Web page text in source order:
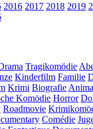
2016 2017 2018 2019
Tragikomödie
Kinderfilm Familie
Krimi Biografie
Komödie Horror
Roadmovie
Comédie